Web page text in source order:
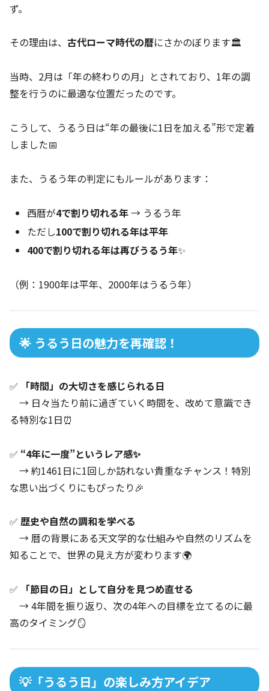
ず。
その理由は、 古代ローマ時代の暦にさかのぼります🏛️
当時、2月は「年の終わりの月」とされており、1年の調
整を行うのに最適な位置だったのです。
こうして、うるう日は“年の最後に1日を加える”形で定着
しました📅
また、うるう年の判定にもルールがあります：
西暦が4で割り切れる年→ うるう年
ただし100で割り切れる年は平年
400で割り切れる年は再びうるう年✨
（例：1900年は平年、2000年はうるう年）
🌟 うるう日の魅力を再確認！
✅
「時間」の大切さを感じられる日
→ 日々当たり前に過ぎていく時間を、改めて意識でき
る特別な1日⏰
✅ “4年に一度”というレア感✨
→ 約1461日に1回しか訪れない貴重なチャンス！特別
な思い出づくりにもぴったり🎉
✅ 歴史や自然の調和を学べる
→ 暦の背景にある天文学的な仕組みや自然のリズムを
知ることで、世界の見え方が変わります🌍
✅
「節目の日」として自分を見つめ直せる
→ 4年間を振り返り、次の4年への目標を立てるのに最
高のタイミング🪞
💡「うるう日」の楽しみ方アイデア